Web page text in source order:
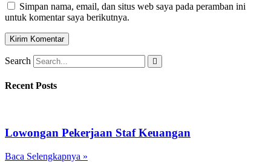
Simpan nama, email, dan situs web saya pada peramban ini
untuk komentar saya berikutnya.
Search
Recent Posts
Lowongan Pekerjaan Staf Keuangan
Baca Selengkapnya »